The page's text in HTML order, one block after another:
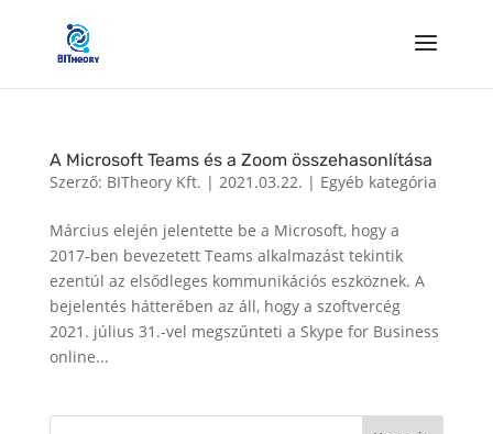
A Microsoft Teams és a Zoom összehasonlítása
Szerző: BITheory Kft. | 2021.03.22. | Egyéb kategória
Március elején jelentette be a Microsoft, hogy a
2017-ben bevezetett Teams alkalmazást tekintik
ezentúl az elsődleges kommunikációs eszköznek. A
bejelentés hátterében az áll, hogy a szoftvercég
2021. július 31.-vel megszűnteti a Skype for Business
online...